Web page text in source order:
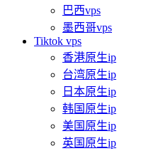
巴西vps
墨西哥vps
Tiktok vps
香港原生ip
台湾原生ip
日本原生ip
韩国原生ip
美国原生ip
英国原生ip